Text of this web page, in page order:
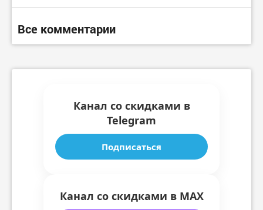
Все комментарии
Канал со скидками в
Telegram
Подписаться
Канал со скидками в MAX